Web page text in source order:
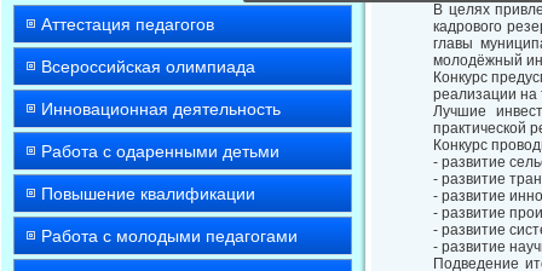
Аттестация педагогов
Всероссийская олимпиада
Инновационная деятельность
Работа с одаренными детьми
Повышение квалификации
Работа с молодыми педагогами
В целях
кадрового
главы
молодёжный
Конкурс
реализации на
Лучшие
практической
Конкурс
- развитие
- развитие
- развитие
- развитие
- развитие
- развитие
Подведение